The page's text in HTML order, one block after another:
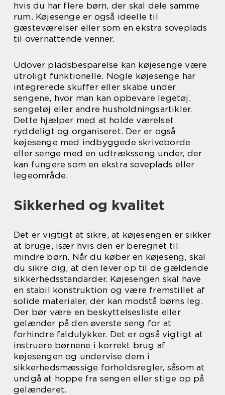
hvis du har flere børn, der skal dele samme
rum. Køjesenge er også ideelle til
gæsteværelser eller som en ekstra soveplads
til overnattende venner.
Udover pladsbesparelse kan køjesenge være
utroligt funktionelle. Nogle køjesenge har
integrerede skuffer eller skabe under
sengene, hvor man kan opbevare legetøj,
sengetøj eller andre husholdningsartikler.
Dette hjælper med at holde værelset
ryddeligt og organiseret. Der er også
køjesenge med indbyggede skriveborde
eller senge med en udtræksseng under, der
kan fungere som en ekstra soveplads eller
legeområde.
Sikkerhed og kvalitet
Det er vigtigt at sikre, at køjesengen er sikker
at bruge, især hvis den er beregnet til
mindre børn. Når du køber en køjeseng, skal
du sikre dig, at den lever op til de gældende
sikkerhedsstandarder. Køjesengen skal have
en stabil konstruktion og være fremstillet af
solide materialer, der kan modstå børns leg.
Der bør være en beskyttelsesliste eller
gelænder på den øverste seng for at
forhindre faldulykker. Det er også vigtigt at
instruere børnene i korrekt brug af
køjesengen og undervise dem i
sikkerhedsmæssige forholdsregler, såsom at
undgå at hoppe fra sengen eller stige op på
gelænderet.